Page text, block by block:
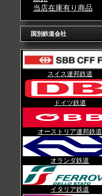
当店在庫有り商品
国別鉄道会社
スイス連邦鉄道
ドイツ鉄道
オーストリア連邦鉄道
オランダ鉄道
イタリア鉄道